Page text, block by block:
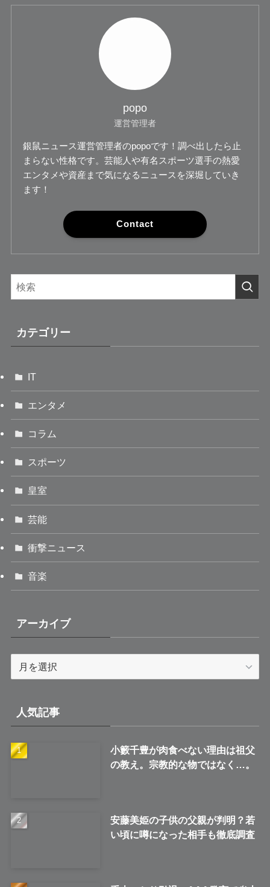
popo
運営管理者
銀鼠ニュース運営管理者のpopoです！調べ出したら止
まらない性格です。芸能人や有名スポーツ選手の熱愛
エンタメや資産まで気になるニュースを深堀していき
ます！
Contact
カテゴリー
IT
エンタメ
コラム
スポーツ
皇室
芸能
衝撃ニュース
音楽
アーカイブ
ブ
人気記事
小籔千豊が肉食べない理由は祖父
の教え。宗教的な物ではなく…。
安藤美姫の子供の父親が判明？若
い頃に噂になった相手も徹底調査